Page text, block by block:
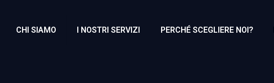
CHI SIAMO I NOSTRI SERVIZI PERCHÉ SCEGLIERE NOI?